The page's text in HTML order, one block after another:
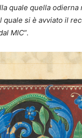
quale quella
quale si è avviato il
MIC”.